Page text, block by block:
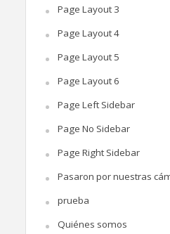
Page Layout 3
Page Layout 4
Page Layout 5
Page Layout 6
Page Left Sidebar
Page No Sidebar
Page Right Sidebar
Pasaron por nuestras
prueba
Quiénes somos